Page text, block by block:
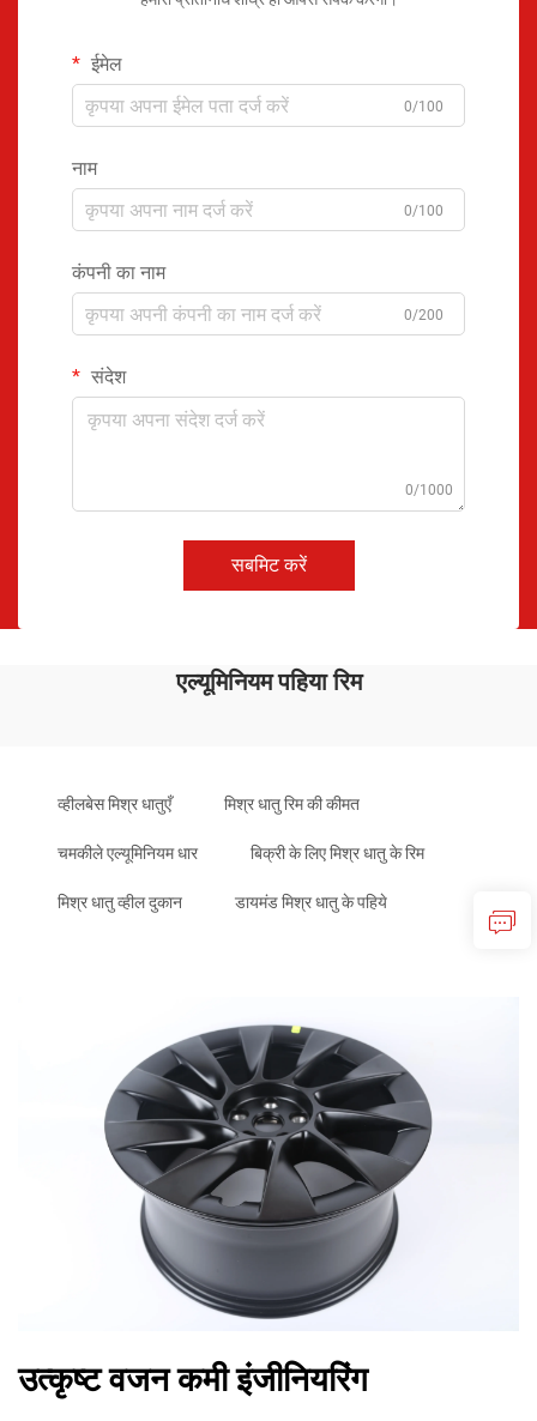
ईमेल
0/100
नाम
0/100
कंपनी का नाम
0/200
संदेश
0/1000
सबमिट करें
एल्यूमिनियम पहिया रिम
व्हीलबेस मिश्र धातुएँ मिश्र धातु रिम की कीमत
चमकीले एल्यूमिनियम धार बिक्री के लिए मिश्र धातु के रिम
मिश्र धातु व्हील दुकान डायमंड मिश्र धातु के पहिये
उत्कृष्ट वजन कमी इंजीनियरिंग